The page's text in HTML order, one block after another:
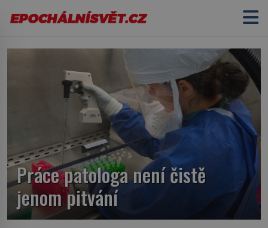
Práce patologa není čistě
jenom pitvání